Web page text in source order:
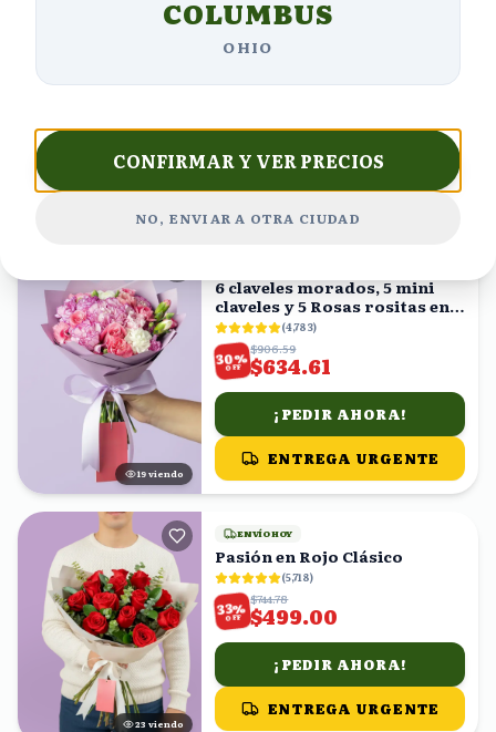
ENVÍO HOY
32%
ENTREGA URGENTE
19 viendo
6 claveles morados, 5 mini
claveles y 5 Rosas rositas en
ramo
(4,783)
30%
OFF
$906.59
$634.61
¡PEDIR AHORA!
ENTREGA URGENTE
24 viendo
ENVÍO HOY
Pasión en Rojo Clásico
(5,718)
33%
OFF
$744.78
$499.00
¡PEDIR AHORA!
ENTREGA URGENTE
COLUMBUS
OHIO
CONFIRMAR Y VER PRECIOS
NO, ENVIAR A OTRA CIUDAD